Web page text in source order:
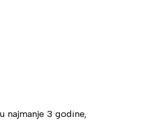
najmanje 3 godine,